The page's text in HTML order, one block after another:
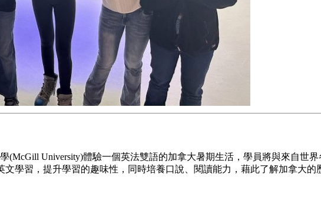
(McGill University)體驗一個英法雙語的加拿大暑期生活，學員將與來自世
學習，提升學習的趣味性，同時培養口說、閱讀能力，藉此了解加拿大